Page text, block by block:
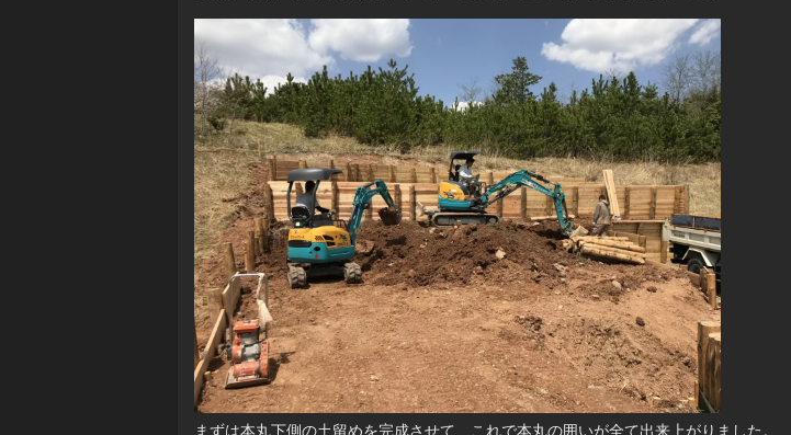
まずは本丸下側の土留めを完成させて、これで本丸の囲いが全て出来上がりました。